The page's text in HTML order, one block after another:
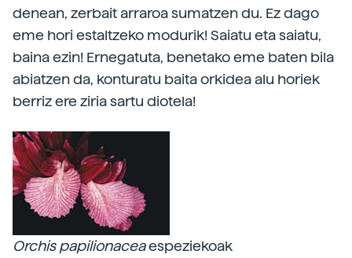
denean, zerbait arraroa sumatzen du. Ez dago
eme hori estaltzeko modurik! Saiatu eta saiatu,
baina ezin! Ernegatuta, benetako eme baten bila
abiatzen da, konturatu baita orkidea alu horiek
berriz ere ziria sartu diotela!
Orchis papilionaceaespeziekoak